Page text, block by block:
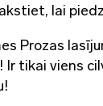
lai
Prozas
tikai viens